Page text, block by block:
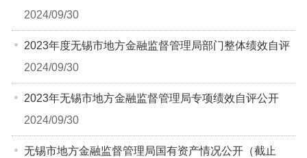
2024/09/30
2023年度无锡市地方金融监督管理局部门整体绩效自评
2024/09/30
2023年无锡市地方金融监督管理局专项绩效自评公开
2024/09/30
无锡市地方金融监督管理局国有资产情况公开（截止